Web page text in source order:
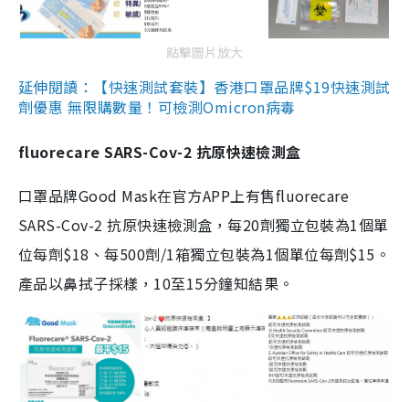
點擊圖片放大
延伸閱讀：【快速測試套裝】香港口罩品牌$19快速測試
劑優惠 無限購數量！可檢測Omicron病毒
fluorecare SARS-Cov-2 抗原快速檢測盒
口罩品牌Good Mask在官方APP上有售fluorecare
SARS-Cov-2 抗原快速檢測盒，每20劑獨立包裝為1個單
位每劑$18、每500劑/1箱獨立包裝為1個單位每劑$15。
產品以鼻拭子採樣，10至15分鐘知結果。